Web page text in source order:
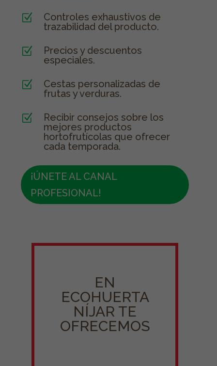
Z
Controles exhaustivos de
trazabilidad del producto.
Z
Precios y descuentos
especiales.
Z
Cestas personalizadas de
frutas y verduras.
Z
Recibir consejos sobre los
mejores productos
hortofrutícolas que ofrecer
cada temporada.
¡ÚNETE AL CANAL
PROFESIONAL!
EN
ECOHUERTA
NÍJAR TE
OFRECEMOS